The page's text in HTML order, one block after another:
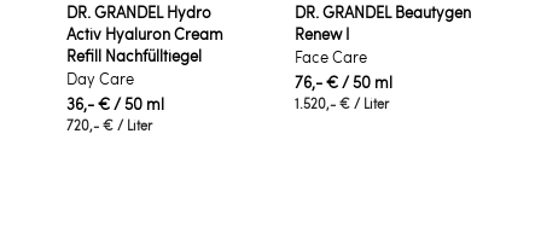
DR. GRANDEL Hydro
Activ Hyaluron Cream
Refill Nachfülltiegel
Day Care
36,- €/ 50 ml
720,- € / Liter
DR. GRANDEL Beautygen
Renew I
Face Care
76,- €/ 50 ml
1.520,- € / Liter